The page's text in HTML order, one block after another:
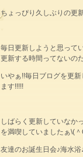
ちょっぴり久しぶりの
毎日更新しようと思って
更新する時間ってないの
いやぁ!!毎日ブログを更
ます!!!!!
しばらく更新していなか
を満喫していましたぁ\(
友達のお誕生日会♪海水